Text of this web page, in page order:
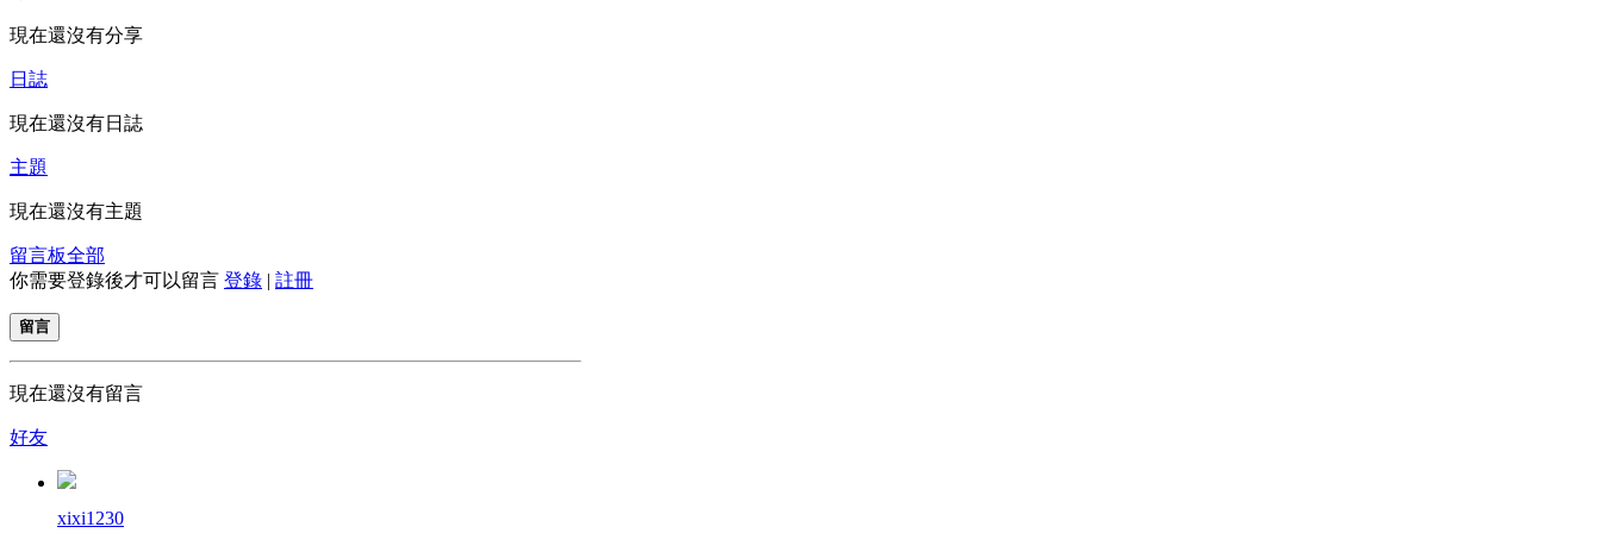
現在還沒有分享
日誌
現在還沒有日誌
主題
現在還沒有主題
留言板全部
你需要登錄後才可以留言 登錄 | 註冊
留言
現在還沒有留言
好友
xixi1230